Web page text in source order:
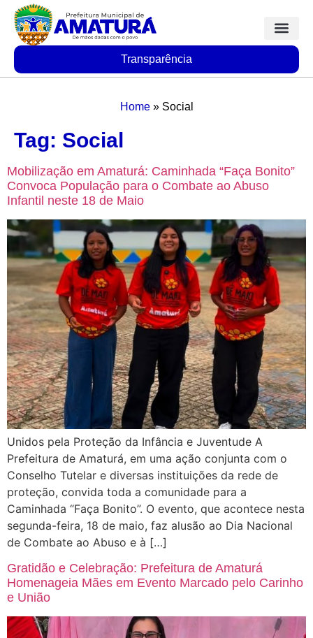
Transparência
Home» Social
Tag: Social
Mobilização em Amaturá: Caminhada “Faça Bonito”
Convoca População para o Combate ao Abuso
Infantil neste 18 de Maio
Unidos pela Proteção da Infância e Juventude A
Prefeitura de Amaturá, em uma ação conjunta com o
Conselho Tutelar e diversas instituições da rede de
proteção, convida toda a comunidade para a
Caminhada “Faça Bonito”. O evento, que acontece nesta
segunda-feira, 18 de maio, faz alusão ao Dia Nacional
de Combate ao Abuso e à […]
Gratidão e Celebração: Prefeitura de Amaturá
Homenageia Mães em Evento Marcado pelo Carinho
e União